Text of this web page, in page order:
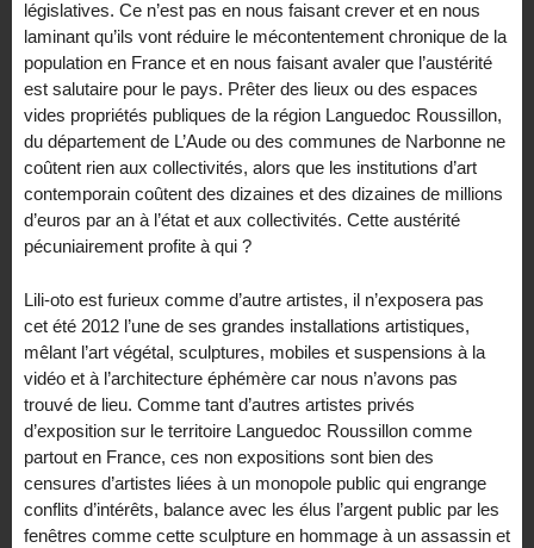
législatives. Ce n’est pas en nous faisant crever et en nous
laminant qu’ils vont réduire le mécontentement chronique de la
population en France et en nous faisant avaler que l’austérité
est salutaire pour le pays. Prêter des lieux ou des espaces
vides propriétés publiques de la région Languedoc Roussillon,
du département de L’Aude ou des communes de Narbonne ne
coûtent rien aux collectivités, alors que les institutions d’art
contemporain coûtent des dizaines et des dizaines de millions
d’euros par an à l’état et aux collectivités. Cette austérité
pécuniairement profite à qui ?
Lili-oto est furieux comme d’autre artistes, il n’exposera pas
cet été 2012 l’une de ses grandes installations artistiques,
mêlant l’art végétal, sculptures, mobiles et suspensions à la
vidéo et à l’architecture éphémère car nous n’avons pas
trouvé de lieu. Comme tant d’autres artistes privés
d’exposition sur le territoire Languedoc Roussillon comme
partout en France, ces non expositions sont bien des
censures d’artistes liées à un monopole public qui engrange
conflits d’intérêts, balance avec les élus l’argent public par les
fenêtres comme cette sculpture en hommage à un assassin et